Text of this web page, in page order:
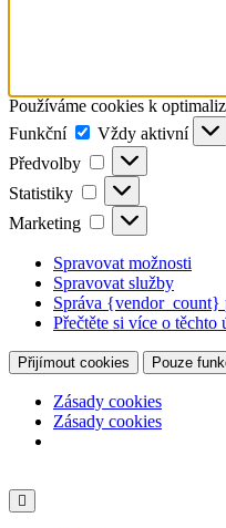
Používáme cookies k
Funkční
Funkční
Vždy aktivní
Předvolby
Předvolby
Statistiky Statistiky
Marketing Marketing
Spravovat možnosti
Spravovat služby
Správa {vendor_count}
Přečtěte si více o těchto
Přijímout cookies Pouze
Zásady cookies
Zásady cookies
to
content